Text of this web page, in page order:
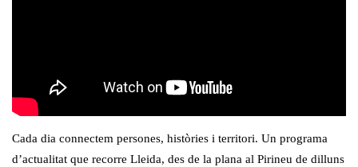
Cada dia connectem persones, històries i territori. Un programa
d’actualitat que recorre Lleida, des de la plana al Pirineu de dilluns